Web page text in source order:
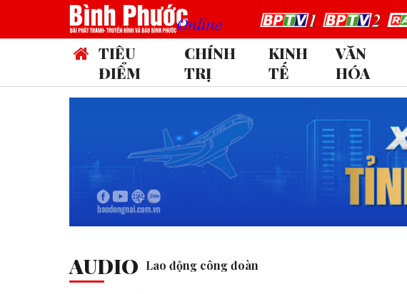
TIÊU
ĐIỂM
CHÍNH
TRỊ
KINH
TẾ
VĂN
HÓA
AUDIO Lao động công đoàn